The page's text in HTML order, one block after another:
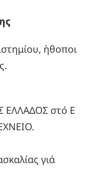
ἠθοποι
ΕΛΛΑΔΟΣ στό Ε
γιά